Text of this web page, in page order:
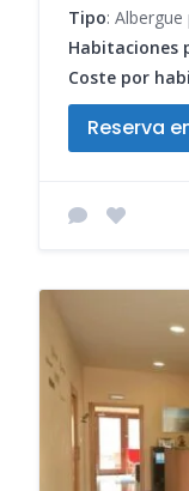
Tipo:
Habitaciones
Coste por
Reserva